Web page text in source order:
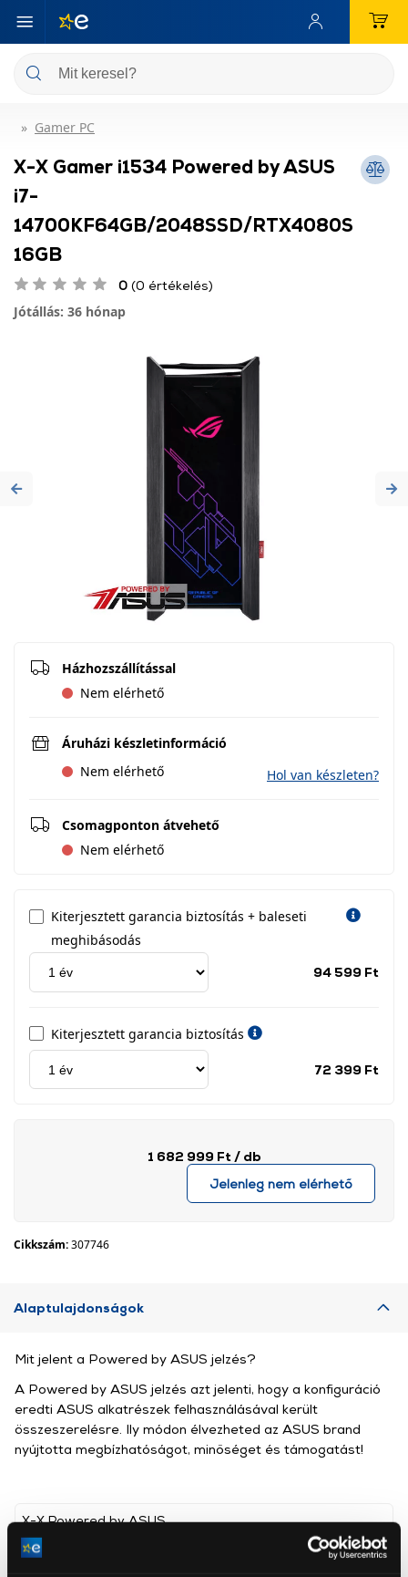
Gamer PC
X-X Gamer i1534 Powered by ASUS
i7-
14700KF64GB/2048SSD/RTX4080S
16GB
0 (0 értékelés)
Jótállás: 36 hónap
Previous
Házhozszállítással
Nem elérhető
Áruházi készletinformáció
Nem elérhető
Hol van készleten?
Csomagponton átvehető
Nem elérhető
Kiterjesztett garancia biztosítás + baleseti
meghibásodás
94 599 Ft
Kiterjesztett garancia biztosítás
72 399 Ft
1 682 999 Ft / db
Jelenleg nem elérhető
Cikkszám:307746
Alaptulajdonságok
X-X Powered by ASUS
, ,
Mit jelent a Powered by ASUS jelzés?
A Powered by ASUS jelzés azt jelenti, hogy a konfiguráció
eredti ASUS alkatrészek felhasználásával került
összeszerelésre. Ily módon élvezheted az ASUS brand
nyújtotta megbízhatóságot, minőséget és támogatást!